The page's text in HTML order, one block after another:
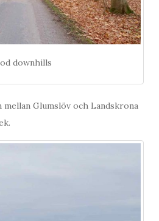
downhills
Glumslöv och Landskrona